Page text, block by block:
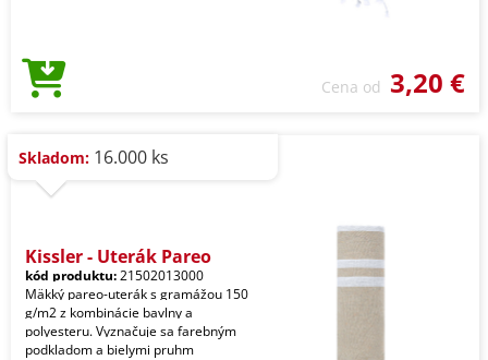
Cena od 3,20 €
Skladom: 16.000 ks
Kissler - Uterák Pareo
kód produktu:21502013000
Mäkký pareo-uterák s gramážou 150
g/m2 z kombinácie bavlny a
polyesteru. Vyznačuje sa farebným
podkladom a bielymi pruhm